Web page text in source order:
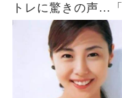
トレに驚きの声…
です！」